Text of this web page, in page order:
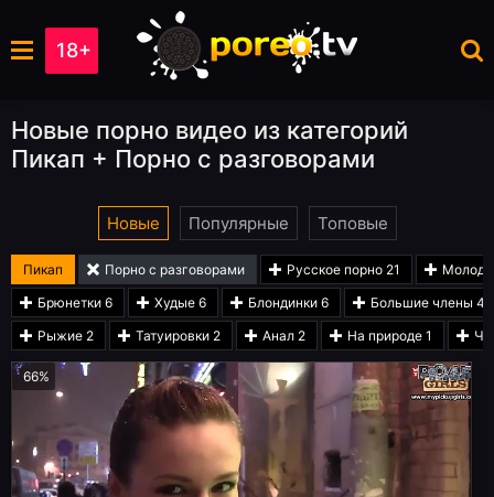
18+
Новые порно видео из категорий
Пикап + Порно с разговорами
Новые Популярные Топовые
Пикап Русское порно 21
Порно с разговорами
Брюнетки 6 Худые 6 Блондинки 6 Большие члены 4
Рыжие 2 Татуировки 2 Анал 2 На природе 1
66%